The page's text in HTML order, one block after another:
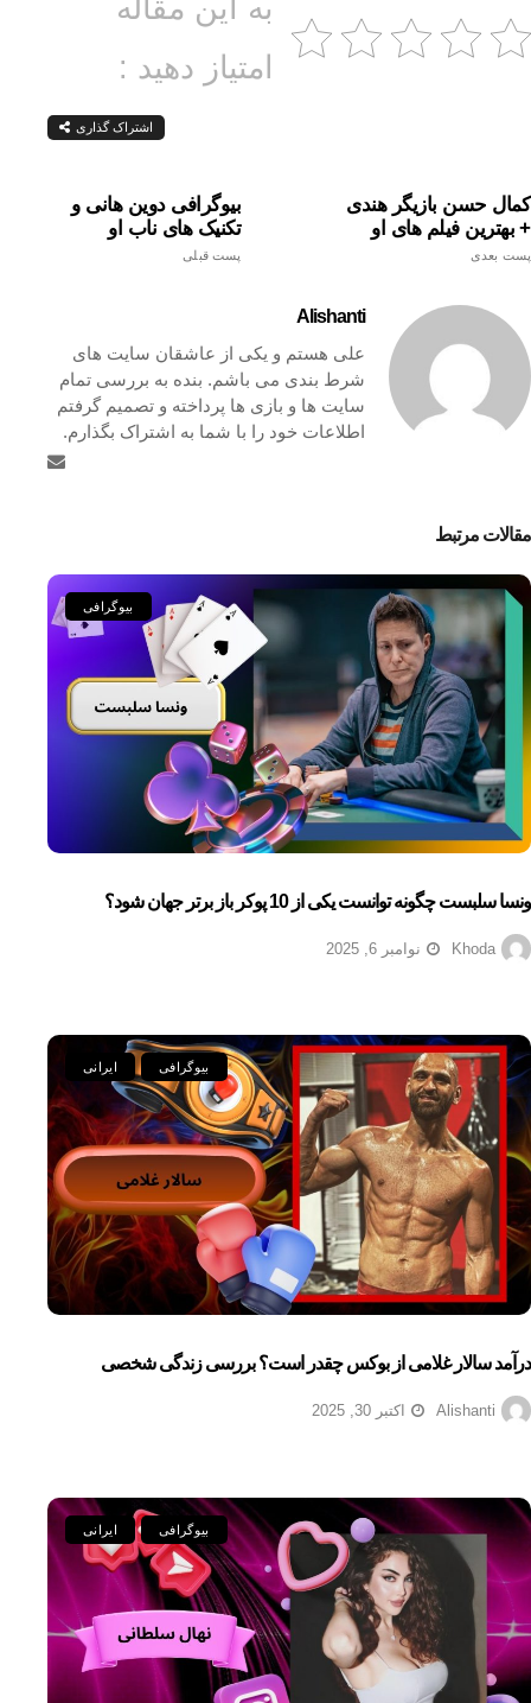
به این مقاله
امتیاز دهید :
اشتراک گذاری
بیوگرافی دوین هانی و
تکنیک های ناب او
پست قبلی
کمال حسن بازیگر هندی
+ بهترین فیلم های او
پست بعدی
Alishanti
علی هستم و یکی از عاشقان سایت های
شرط بندی می باشم. بنده به بررسی تمام
سایت ها و بازی ها پرداخته و تصمیم گرفتم
اطلاعات خود را با شما به اشتراک بگذارم.
مقالات مرتبط
بیوگرافی
ونسا سلبست چگونه توانست یکی از 10 پوکر باز برتر جهان شود؟
Khoda نوامبر 6, 2025
ایرانی بیوگرافی
درآمد سالار غلامی از بوکس چقدر است؟ بررسی زندگی شخصی
Alishanti اکتبر 30, 2025
ایرانی بیوگرافی